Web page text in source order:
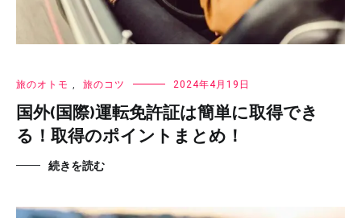
旅のオトモ , 旅のコツ 2024年4月19日
国外(国際)運転免許証は簡単に取得でき
る！取得のポイントまとめ！
続きを読む